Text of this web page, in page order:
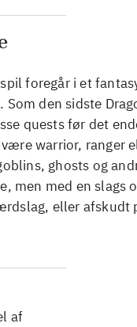
foregår i et
Som den sidste
quests før det
warrior, ranger
ghosts og
men med en slags
eller afskudt
af